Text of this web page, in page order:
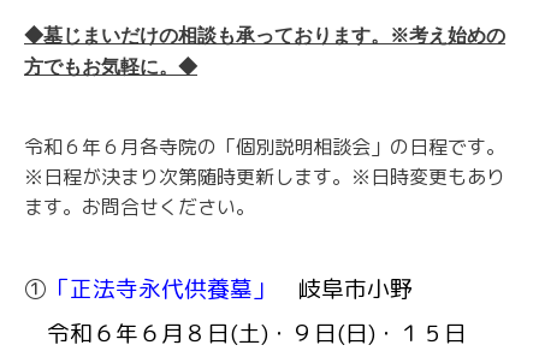
◆墓じまいだけの相談も承っております。※考え始めの
方でもお気軽に。◆
令和６年６月各寺院の「個別説明相談会」の日程です。
※日程が決まり次第随時更新します。※日時変更もあり
ます。お問合せください。
① 「正法寺永代供養墓」
岐阜市小野
令和６年６月８日(土)・９日(日)・１５日